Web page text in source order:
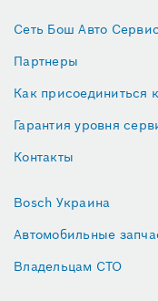
Сеть Бош Авто Сервис
Партнеры
Как присоединиться
Гарантия уровня
Контакты
Bosch Украина
Автомобильные
Владельцам СТО